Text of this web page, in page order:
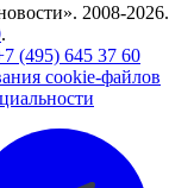
2008-2026.
.
(495) 645 37 60
cookie-файлов